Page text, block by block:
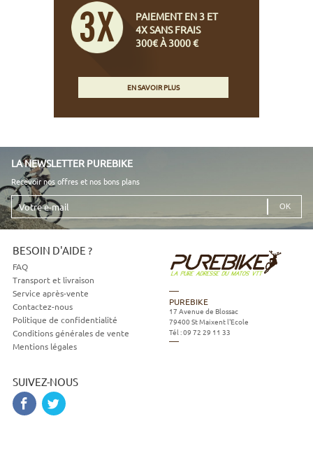
PAIEMENT EN 3 ET
4X SANS FRAIS
300€ À 3000 €
EN SAVOIR PLUS
LA NEWSLETTER PUREBIKE
Recevoir nos offres et nos bons plans
Votre
e-
mail
BESOIN D'AIDE ?
FAQ
Transport et livraison
Service après-vente
Contactez-nous
Politique de confidentialité
Conditions générales de vente
Mentions légales
SUIVEZ-NOUS
PUREBIKE
17 Avenue de Blossac
79400 St Maixent l'Ecole
Tél :09 72 29 11 33